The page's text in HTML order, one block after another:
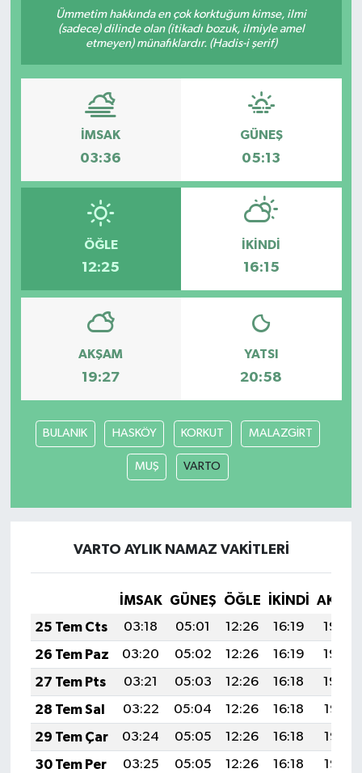
Ümmetim hakkında en çok korktuğum kimse, ilmi
(sadece) dilinde olan (itikadı bozuk, ilmiyle amel
etmeyen) münafıklardır. (Hadis-i şerif)
İMSAK
03:36
GÜNEŞ
05:13
ÖĞLE
12:25
İKINDI
16:15
AKŞAM
19:27
YATSI
20:58
BULANIK HASKÖY KORKUT MALAZGİRT
MUŞ VARTO
VARTO AYLIK NAMAZ VAKITLERI
İMSAK GÜNEŞ ÖĞLE İKINDI
25 Tem Cts
03:18 05:01 12:26 16:19
19:40
26 Tem Paz
03:20 05:02 12:26 16:19
19:40
27 Tem Pts
03:21 05:03 12:26 16:18
19:39
28 Tem Sal
03:22 05:04 12:26 16:18
19:38
29 Tem Çar
03:24 05:05 12:26 16:18
19:37
30 Tem Per
03:25 05:05 12:26 16:18
19:36